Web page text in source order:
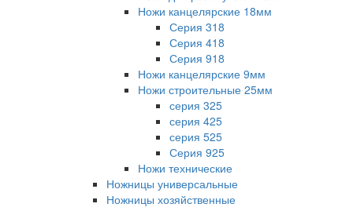
Ножи канцелярские 18мм
Серия 318
Серия 418
Серия 918
Ножи канцелярские 9мм
Ножи строительные 25мм
серия 325
серия 425
серия 525
Серия 925
Ножи технические
Ножницы универсальные
Ножницы хозяйственные